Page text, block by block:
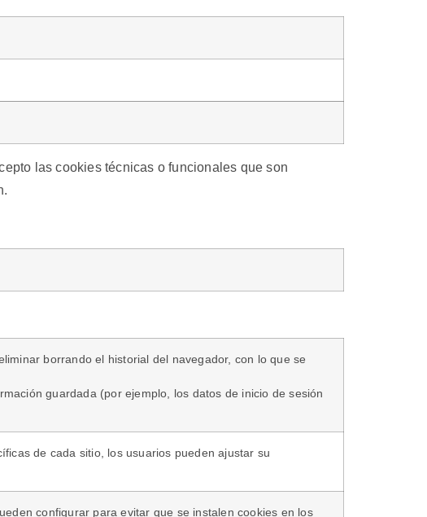
las cookies técnicas o funcionales que son
borrando el historial del navegador, con lo que se
guardada (por ejemplo, los datos de inicio de sesión
de cada sitio, los usuarios pueden ajustar su
configurar para evitar que se instalen cookies en los